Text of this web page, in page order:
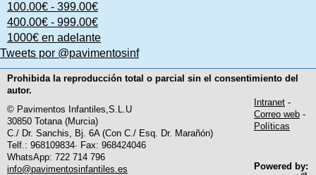
100.00€ - 399.00€
400.00€ - 999.00€
1000€ en adelante
Tweets por @pavimentosinf
Prohibida la reproducción total o parcial sin el consentimiento del
autor.
© Pavimentos Infantiles,S.L.U
30850 Totana (Murcia)
C./ Dr. Sanchis, Bj. 6A (Con C./ Esq. Dr. Marañón)
Telf.: 968109834· Fax: 968424046
WhatsApp: 722 714 796
info@pavimentosinfantiles.es
Intranet -
Correo web -
Políticas
Powered by: